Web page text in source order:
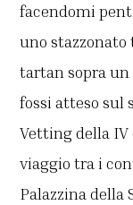
facendomi
uno
tartan sopra un
fossi atteso sul
Vetting della IV
viaggio tra i
Palazzina della